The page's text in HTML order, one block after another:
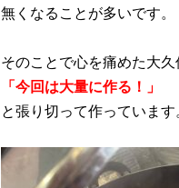
無くなることが多いです。
そのことで心を痛めた大
「今回は大量に作る！」
と張り切って作っています。